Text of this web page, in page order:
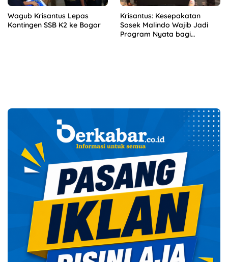
Wagub Krisantus Lepas
Kontingen SSB K2 ke Bogor
Krisantus: Kesepakatan
Sosek Malindo Wajib Jadi
Program Nyata bagi